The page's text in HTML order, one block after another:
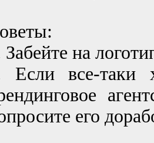
Забейте на
Если все-таки
его